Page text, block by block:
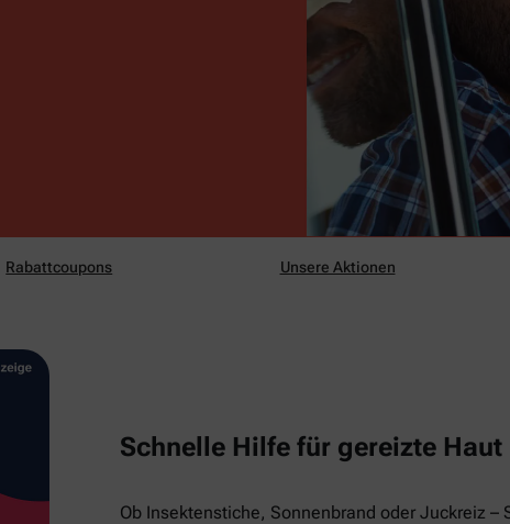
Rabattcoupons Unsere Aktionen
Schnelle Hilfe für gereizte Haut
Ob Insektenstiche, Sonnenbrand oder Juckreiz –